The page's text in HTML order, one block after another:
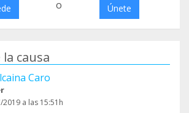
o Únete
causa
Caro
2019 a las 15:51h